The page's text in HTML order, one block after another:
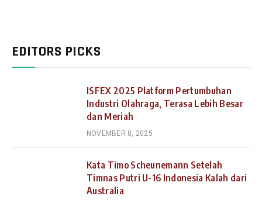
EDITORS PICKS
ISFEX 2025 Platform Pertumbuhan
Industri Olahraga, Terasa Lebih Besar
dan Meriah
NOVEMBER 8, 2025
Kata Timo Scheunemann Setelah
Timnas Putri U-16 Indonesia Kalah dari
Australia